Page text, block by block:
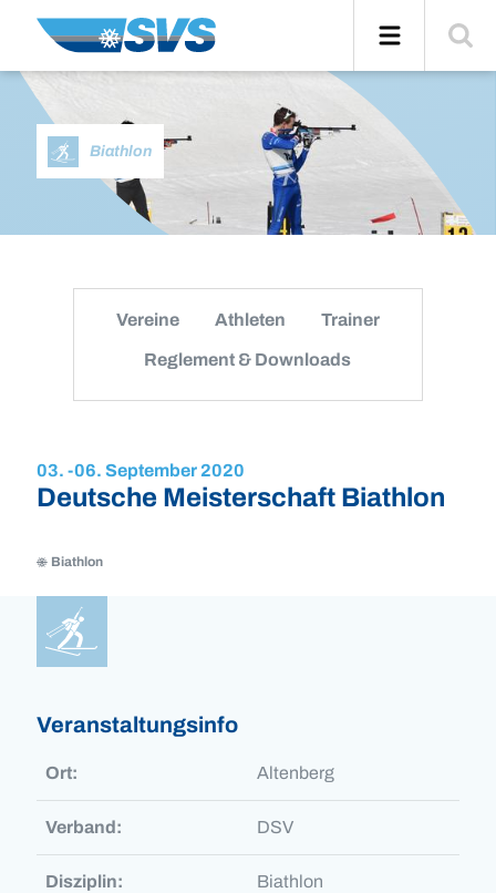
Inhalt
Biathlon
Vereine Athleten Trainer
Reglement & Downloads
03. -06. September 2020
Deutsche Meisterschaft Biathlon
Biathlon
Biathlon
Biathlon
Veranstaltungsinfo
Ort: Altenberg
Verband: DSV
Disziplin: Biathlon